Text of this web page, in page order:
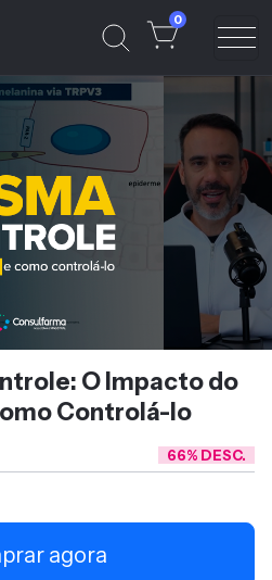
0
O Impacto do
Controlá-lo
66% DESC.
agora